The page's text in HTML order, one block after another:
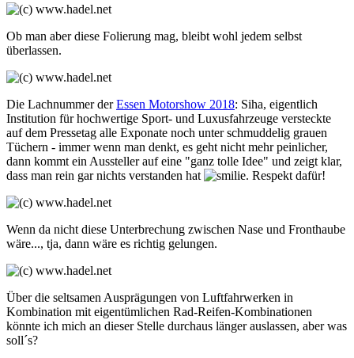
Ob man aber diese Folierung mag, bleibt wohl jedem selbst
überlassen.
Die Lachnummer derEssen Motorshow 2018: Siha, eigentlich
Institution für hochwertige Sport- und Luxusfahrzeuge versteckte
auf dem Pressetag alle Exponate noch unter schmuddelig grauen
Tüchern - immer wenn man denkt, es geht nicht mehr peinlicher,
dann kommt ein Aussteller auf eine "ganz tolle Idee" und zeigt klar,
dass man rein gar nichts verstanden hat
. Respekt dafür!
Wenn da nicht diese Unterbrechung zwischen Nase und Fronthaube
wäre..., tja, dann wäre es richtig gelungen.
Über die seltsamen Ausprägungen von Luftfahrwerken in
Kombination mit eigentümlichen Rad-Reifen-Kombinationen
könnte ich mich an dieser Stelle durchaus länger auslassen, aber was
soll´s?